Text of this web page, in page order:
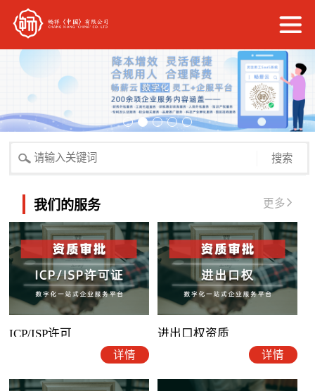
搜索
我们的服务 更多
ICP/ISP许可
详情
进出口权资质
详情